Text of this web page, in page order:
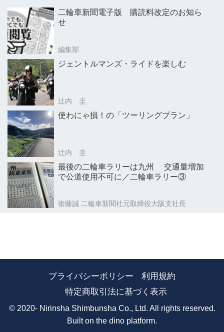
二輪車新聞電子版 購読料改定のお知ら
せ
編集部
ジェントルマンズ・ライドを楽しむ
辻内 圭
使わにゃ損！の「ツーリングプラン」
辻内 圭
最後の二輪車ラリーは九州 交通量増加
で公道使用不可に／二輪車ラリー③
衛藤誠 二輪車新聞社元取締役大阪支社長
プライバシーポリシー
利用規約
特定商取引法に基づく表示
© 2020- Nirinsha Shimbunsha Co., Ltd. All rights reserved.
Built on the dino platform.